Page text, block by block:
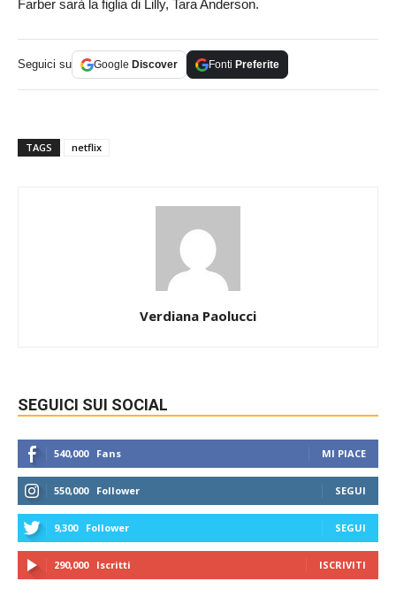
Farber sarà la figlia di Lilly, Tara Anderson.
Seguici su Google Discover Fonti Preferite
TAGS netflix
Verdiana Paolucci
SEGUICI SUI SOCIAL
540,000 Fans MI PIACE
550,000 Follower SEGUI
9,300 Follower SEGUI
290,000 Iscritti ISCRIVITI